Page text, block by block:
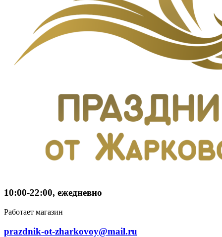
10:00-22:00, ежедневно
Работает магазин
prazdnik-ot-zharkovoy@mail.ru